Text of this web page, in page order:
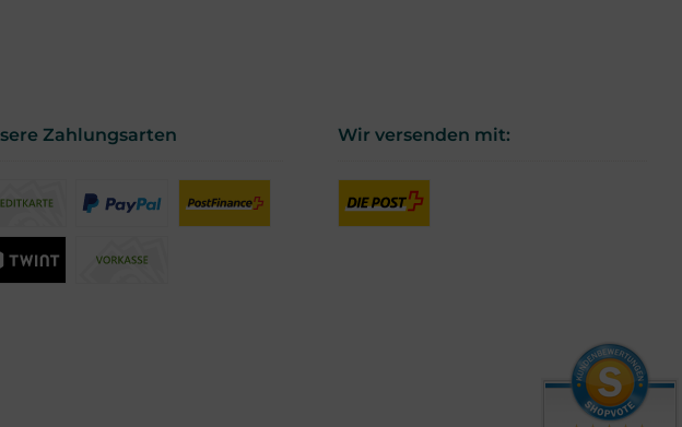
Zahlungsarten Wir versenden mit: